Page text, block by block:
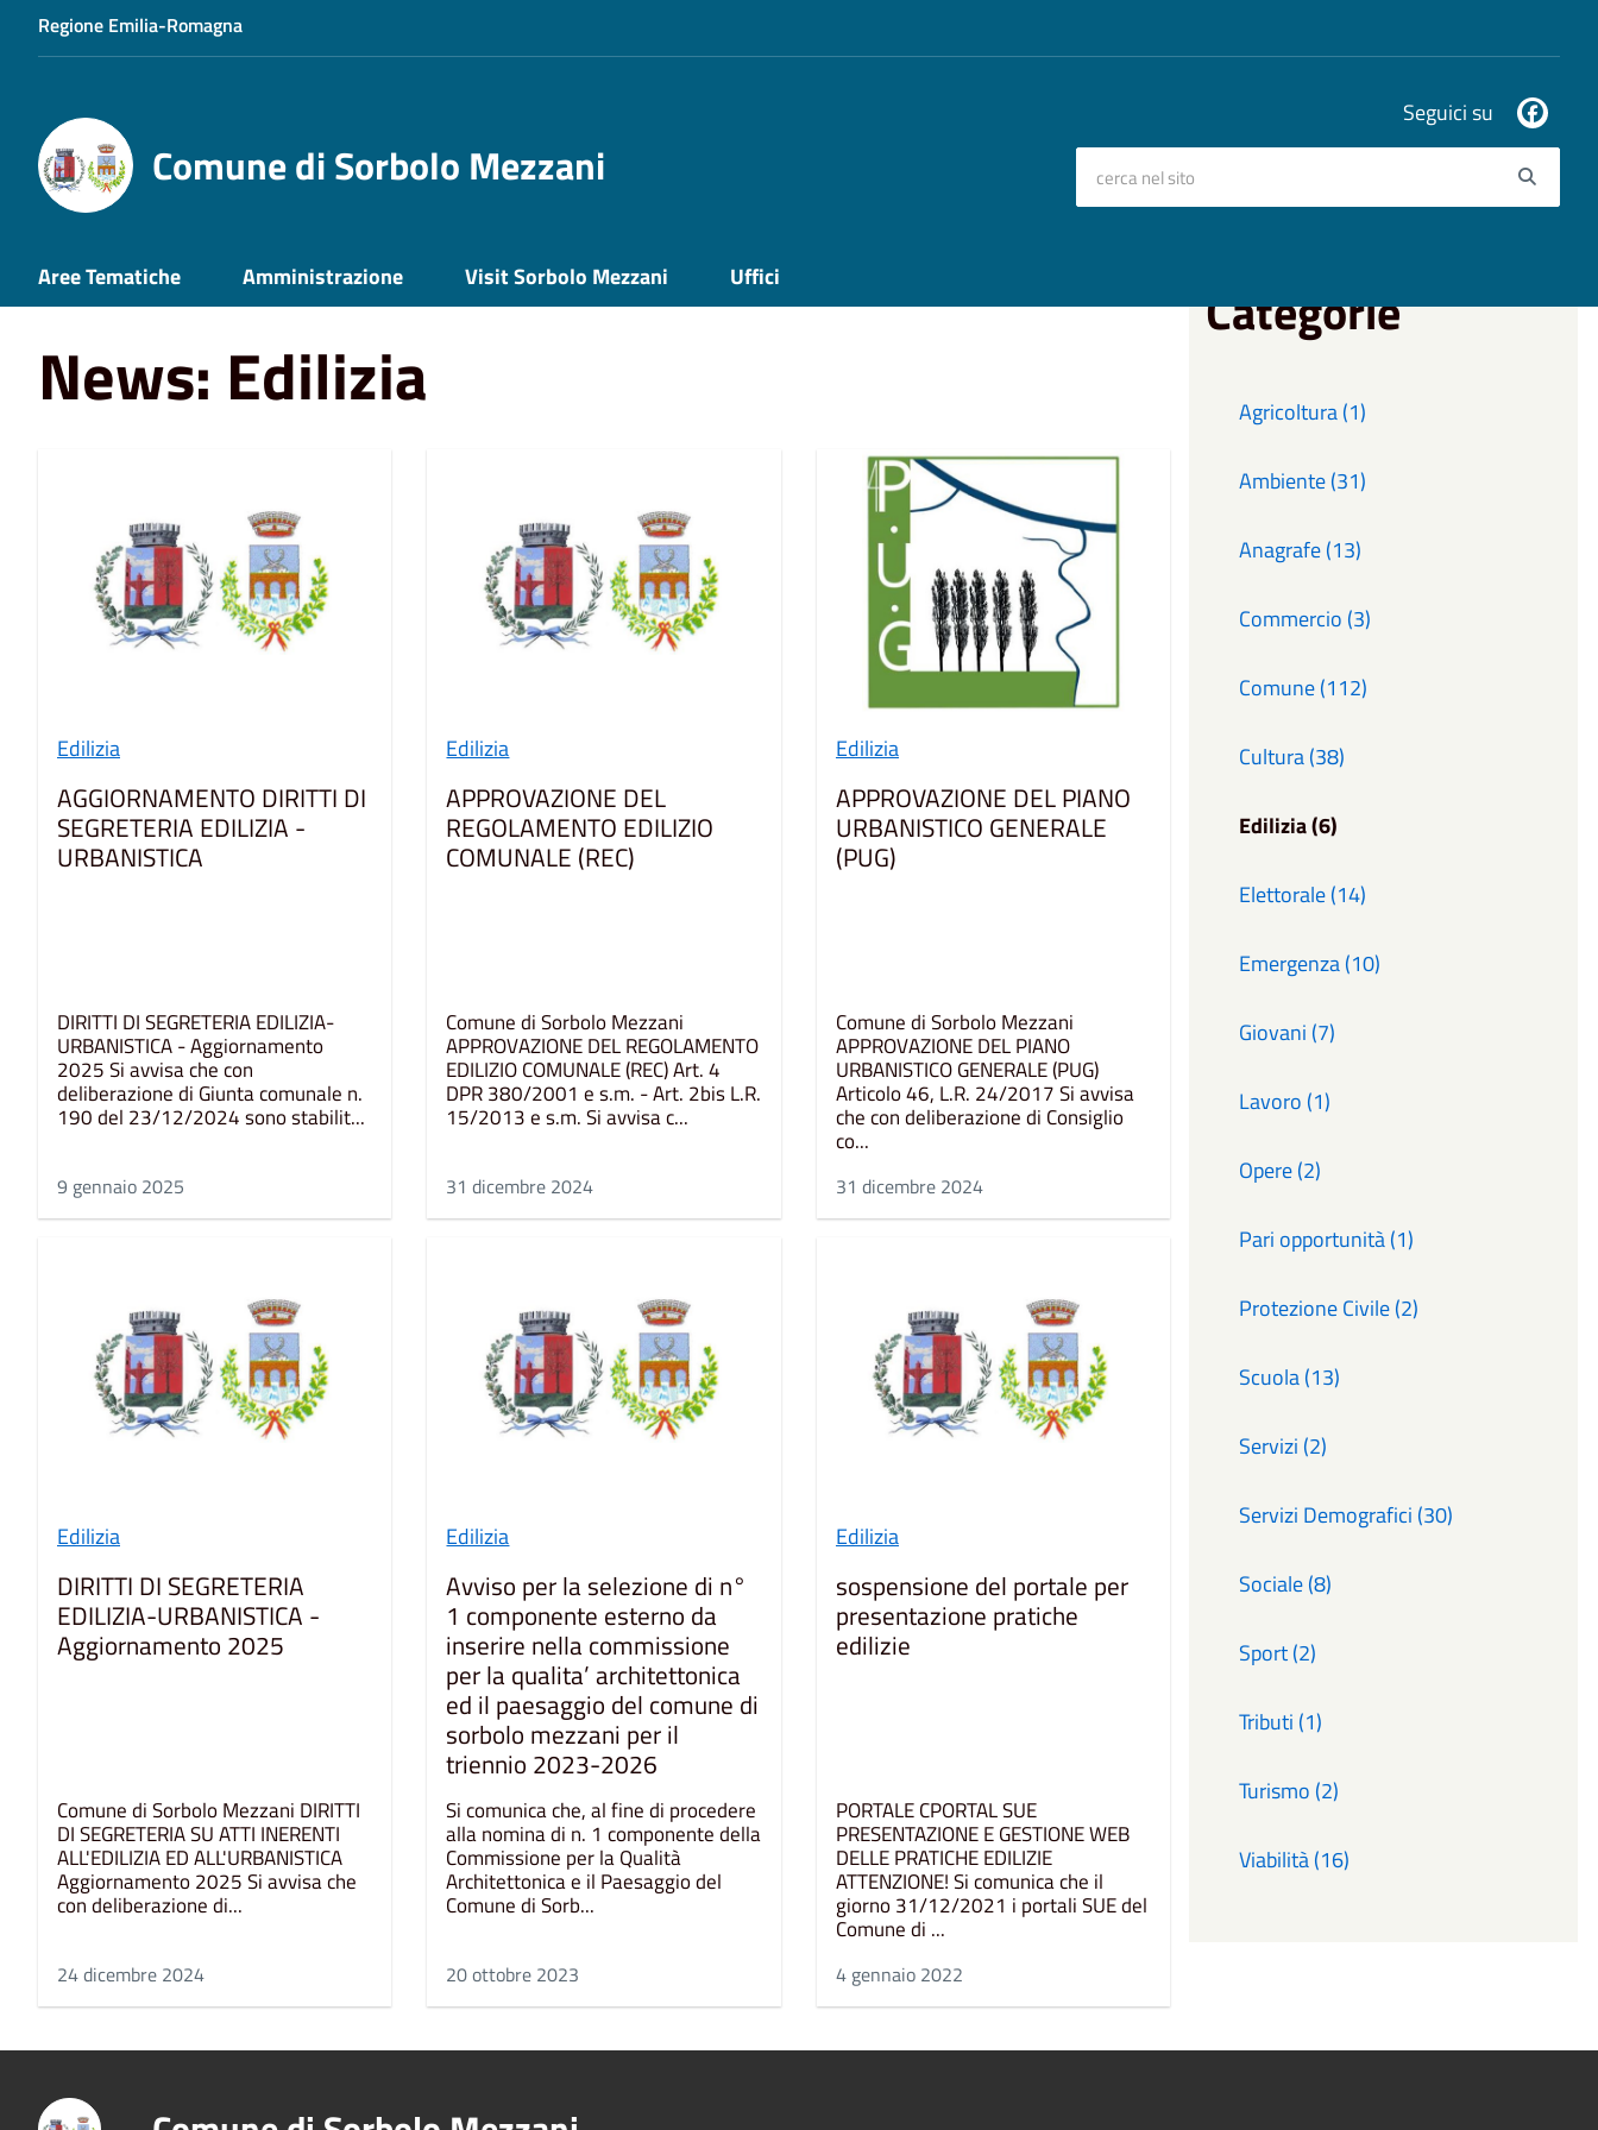
Regione Emilia-Romagna
Comune di Sorbolo Mezzani
Seguici su
Aree Tematiche Amministrazione Visit Sorbolo Mezzani Uffici
Home News Edilizia
News: Edilizia
Edilizia
AGGIORNAMENTO DIRITTI DI
SEGRETERIA EDILIZIA -
URBANISTICA
DIRITTI DI SEGRETERIA EDILIZIA-
URBANISTICA - Aggiornamento
2025 Si avvisa che con
deliberazione di Giunta comunale n.
190 del 23/12/2024 sono stabilit...
9 gennaio 2025
Edilizia
APPROVAZIONE DEL
REGOLAMENTO EDILIZIO
COMUNALE (REC)
Comune di Sorbolo Mezzani
APPROVAZIONE DEL REGOLAMENTO
EDILIZIO COMUNALE (REC) Art. 4
DPR 380/2001 e s.m. - Art. 2bis L.R.
15/2013 e s.m. Si avvisa c...
31 dicembre 2024
Edilizia
APPROVAZIONE DEL PIANO
URBANISTICO GENERALE
(PUG)
Comune di Sorbolo Mezzani
APPROVAZIONE DEL PIANO
URBANISTICO GENERALE (PUG)
Articolo 46, L.R. 24/2017 Si avvisa
che con deliberazione di Consiglio
co...
31 dicembre 2024
Edilizia
DIRITTI DI SEGRETERIA
EDILIZIA-URBANISTICA -
Aggiornamento 2025
Comune di Sorbolo Mezzani DIRITTI
DI SEGRETERIA SU ATTI INERENTI
ALL'EDILIZIA ED ALL'URBANISTICA
Aggiornamento 2025 Si avvisa che
con deliberazione di...
24 dicembre 2024
Edilizia
Avviso per la selezione di n°
1 componente esterno da
inserire nella commissione
per la qualita’ architettonica
ed il paesaggio del comune di
sorbolo mezzani per il
triennio 2023-2026
Si comunica che, al fine di procedere
alla nomina di n. 1 componente della
Commissione per la Qualità
Architettonica e il Paesaggio del
Comune di Sorb...
20 ottobre 2023
Edilizia
sospensione del portale per
presentazione pratiche
edilizie
PORTALE CPORTAL SUE
PRESENTAZIONE E GESTIONE WEB
DELLE PRATICHE EDILIZIE
ATTENZIONE! Si comunica che il
giorno 31/12/2021 i portali SUE del
Comune di ...
4 gennaio 2022
Categorie
Agricoltura (1)
Ambiente (31)
Anagrafe (13)
Commercio (3)
Comune (112)
Cultura (38)
Edilizia (6)
Elettorale (14)
Emergenza (10)
Giovani (7)
Lavoro (1)
Opere (2)
Pari opportunità (1)
Protezione Civile (2)
Scuola (13)
Servizi (2)
Servizi Demografici (30)
Sociale (8)
Sport (2)
Tributi (1)
Turismo (2)
Viabilità (16)